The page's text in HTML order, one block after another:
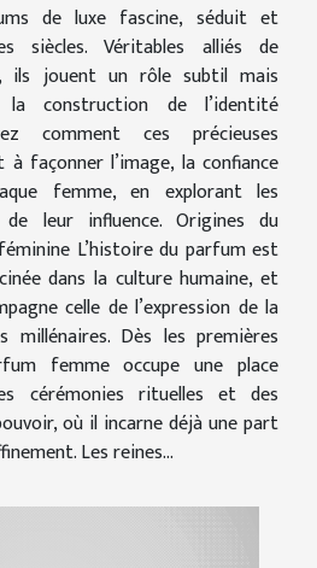
de luxe fascine, séduit et
siècles. Véritables alliés de
ils jouent un rôle subtil mais
la construction de l’identité
comment ces précieuses
à façonner l’image, la confiance
femme, en explorant les
leur influence. Origines du
L’histoire du parfum est
dans la culture humaine, et
celle de l’expression de la
millénaires. Dès les premières
femme occupe une place
cérémonies rituelles et des
où il incarne déjà une part
Les reines...